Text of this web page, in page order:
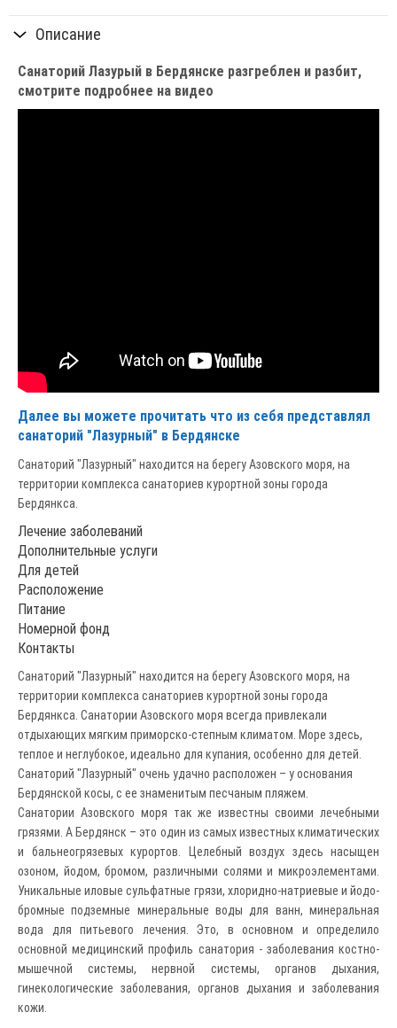
Описание
Санаторий Лазурый в Бердянске разгреблен и разбит,
смотрите подробнее на видео
Далее вы можете прочитать что из себя представлял
санаторий "Лазурный" в Бердянске
Санаторий "Лазурный" находится на берегу Азовского моря, на
территории комплекса санаториев курортной зоны города
Бердянкса.
Лечение заболеваний
Дополнительные услуги
Для детей
Расположение
Питание
Номерной фонд
Контакты
Санаторий "Лазурный" находится на берегу Азовского моря, на
территории комплекса санаториев курортной зоны города
Бердянкса. Санатории Азовского моря всегда привлекали
отдыхающих мягким приморско-степным климатом. Море здесь,
теплое и неглубокое, идеально для купания, особенно для детей.
Санаторий "Лазурный" очень удачно расположен – у основания
Бердянской косы, с ее знаменитым песчаным пляжем.
Санатории Азовского моря так же известны своими лечебными
грязями. А Бердянск – это один из самых известных климатических
и бальнеогрязевых курортов. Целебный воздух здесь насыщен
озоном, йодом, бромом, различными солями и микроэлементами.
Уникальные иловые сульфатные грязи, хлоридно-натриевые и йодо-
бромные подземные минеральные воды для ванн, минеральная
вода для питьевого лечения. Это, в основном и определило
основной медицинский профиль санатория - заболевания костно-
мышечной системы, нервной системы, органов дыхания,
гинекологические заболевания, органов дыхания и заболевания
кожи.